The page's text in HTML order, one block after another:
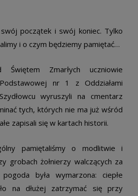
początek i swój koniec. Tylko
i o czym będziemy pamiętać…
Świętem Zmarłych uczniowie
nr 1 z Oddziałami
wyruszyli na cmentarz
tych, których nie ma już wśród
zapisali się w kartach historii.
pamiętaliśmy o modlitwie i
grobach żołnierzy walczących za
była wymarzona: ciepłe
na dłużej zatrzymać się przy